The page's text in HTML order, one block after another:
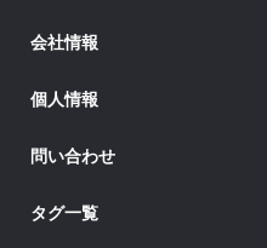
会社情報
個人情報
問い合わせ
タグ一覧